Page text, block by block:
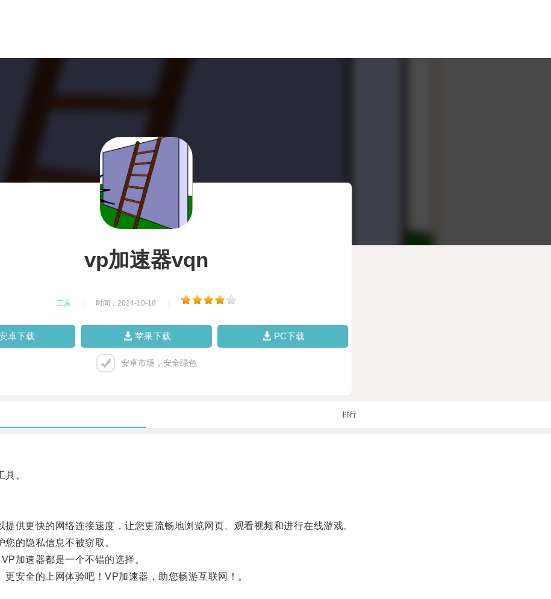
vp加速器vqn
工具 时间：2024-10-18
卓下载 苹果下载 PC下载
安卓市场，安全绿色
排行
。
更快的网络连接速度，让您更流畅地浏览网页、观看视频和进行在线游戏。
的隐私信息不被窃取。
加速器都是一个不错的选择。
全的上网体验吧！VP加速器，助您畅游互联网！。